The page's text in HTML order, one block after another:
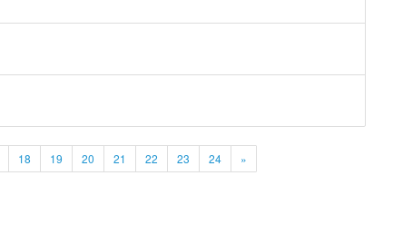
18 19 20 21 22 23 24 »